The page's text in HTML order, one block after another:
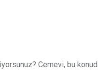
Cemevi, bu